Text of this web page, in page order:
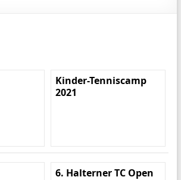
Kinder-Tenniscamp
2021
6. Halterner TC Open